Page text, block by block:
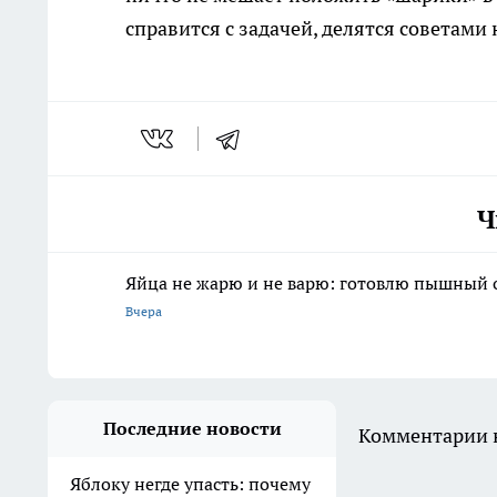
справится с задачей, делятся
Яйца не жарю и не варю: готовлю пышный
Вчера
Последние новости
Яблоку негде упасть: почему
Комментарии